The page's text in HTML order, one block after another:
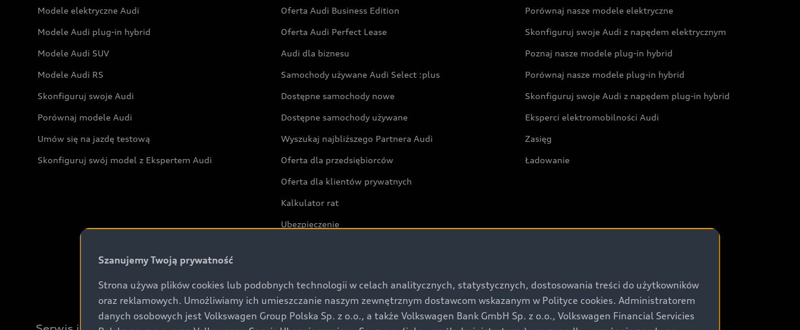
Modele elektryczne Audi
Modele Audi plug-in hybrid
Modele Audi SUV
Modele Audi RS
Skonfiguruj swoje Audi
Porównaj modele Audi
Umów się na jazdę testową
Skonfiguruj swój model z Ekspertem Audi
Oferta Audi Business Edition
Oferta Audi Perfect Lease
Audi dla biznesu
Samochody używane Audi Select :plus
Dostępne samochody nowe
Dostępne samochody używane
Wyszukaj najbliższego Partnera Audi
Oferta dla przedsiębiorców
Oferta dla klientów prywatnych
Kalkulator rat
Ubezpieczenie
Audi exclusive
Porównaj nasze modele elektryczne
Skonfiguruj swoje Audi z napędem elektrycznym
Poznaj nasze modele plug-in hybrid
Porównaj nasze modele plug-in hybrid
Skonfiguruj swoje Audi z napędem plug-in hybrid
Eksperci elektromobilności Audi
Zasięg
Ładowanie
Szanujemy Twoją prywatność
Strona używa plików cookies lub podobnych technologii w celach analitycznych, statystycznych, dostosowania treści do użytkowników
oraz reklamowych. Umożliwiamy ich umieszczanie naszym zewnętrznym dostawcom wskazanym w Polityce cookies. Administratorem
danych osobowych jest Volkswagen Group Polska Sp. z o.o., a także Volkswagen Bank GmbH Sp. z o.o., Volkswagen Financial Servicies